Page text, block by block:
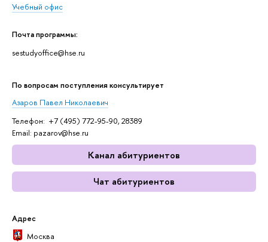
Учебный офис
Почта программы:
sestudyoffice@hse.ru
По вопросам поступления консультирует
Азаров Павел Николаевич
Телефон: +7 (495) 772-95-90, 28389
Email: pazarov@hse.ru
Канал абитуриентов
Чат абитуриентов
Адрес
Москва